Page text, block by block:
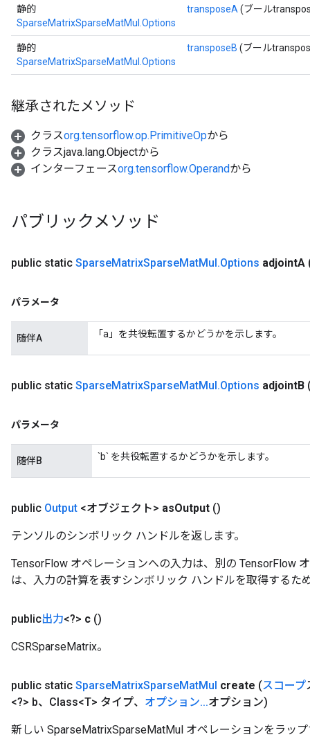
静的
SparseMatrixSparseMatMul.Options
transposeA (ブール
静的
SparseMatrixSparseMatMul.Options
transposeB (ブール
継承されたメソッド
クラスorg.tensorflow.op.PrimitiveOpから
クラスjava.lang.Objectから
インターフェースorg.tensorflow.Operandから
パブリックメソッド
public static SparseMatrixSparseMatMul.Options adjointA
パラメータ
随伴A 「a」を共役転置するかどうかを示します。
public static SparseMatrixSparseMatMul.Options adjointB
パラメータ
随伴B `b` を共役転置するかどうかを示します。
public Output <オブジェクト> asOutput ()
テンソルのシンボリック ハンドルを返します。
TensorFlow オペレーションへの入力は、別の TensorFlow
は、入力の計算を表すシンボリック ハンドルを取得するた
public出力<?> c ()
CSRSparseMatrix。
public static SparseMatrixSparseMatMul create (スコープ
<?> b、Class<T> タイプ、 オプション...オプション)
新しい SparseMatrixSparseMatMul オペレーションをラッ